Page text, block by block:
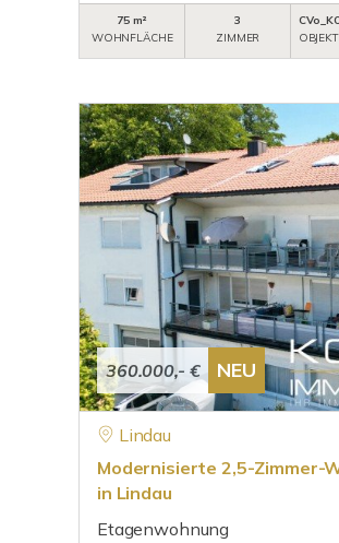
75 m²
WOHNFLÄCHE
3
ZIMMER
360.000,- € NEU
Lindau
Modernisierte 2,5-Zimmer-
in Lindau
Etagenwohnung